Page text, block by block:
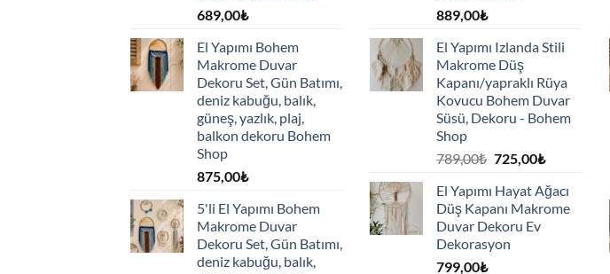
689,00₺
El Yapımı Bohem
Makrome Duvar
Dekoru Set, Gün Batımı,
deniz kabuğu, balık,
güneş, yazlık, plaj,
balkon dekoru Bohem
Shop
875,00₺
5'li El Yapımı Bohem
Makrome Duvar
Dekoru Set, Gün Batımı,
deniz kabuğu, balık,
889,00₺
El Yapımı Izlanda Stili
Makrome Düş
Kapanı/yapraklı Rüya
Kovucu Bohem Duvar
Süsü, Dekoru - Bohem
Shop
789,00₺ Orijinal
789,00₺.
725,00₺Şu
fiyat:
725,00₺.
El Yapımı Hayat Ağacı
Düş Kapanı Makrome
Duvar Dekoru Ev
Dekorasyon
799,00₺